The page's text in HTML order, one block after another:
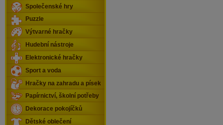
Společenské hry
Puzzle
Výtvarné hračky
Hudební nástroje
Elektronické hračky
Sport a voda
Hračky na zahradu a písek
Papírnictví, školní potřeby
Dekorace pokojíčků
Dětské oblečení